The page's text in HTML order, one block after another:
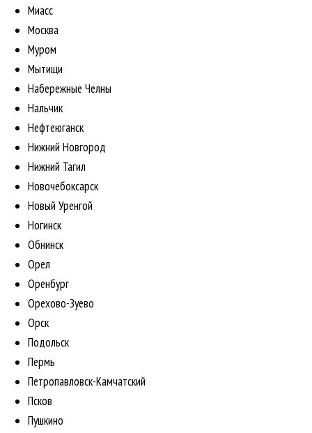
Миасс
Москва
Муром
Мытищи
Набережные Челны
Нальчик
Нефтеюганск
Нижний Новгород
Нижний Тагил
Новочебоксарск
Новый Уренгой
Ногинск
Обнинск
Орел
Оренбург
Орехово-Зуево
Орск
Подольск
Пермь
Петропавловск-Камчатский
Псков
Пушкино